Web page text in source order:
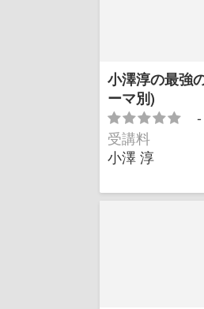
小澤淳の最強
ーマ別)
-
受講料
小澤 淳